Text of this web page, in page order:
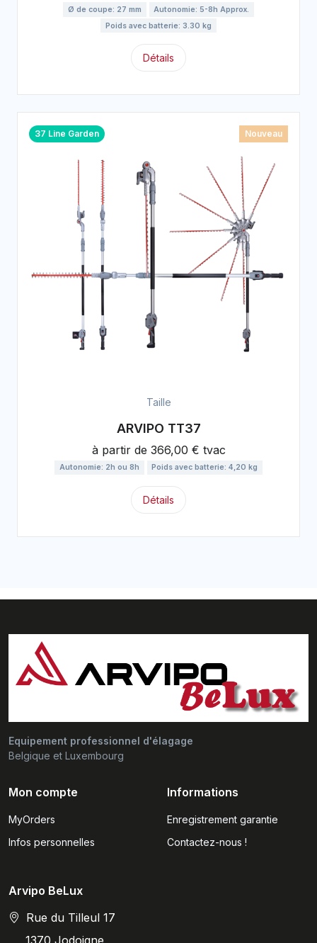
Ø de coupe: 27 mm
Autonomie: 5-8h Approx.
Poids avec batterie: 3.30 kg
Détails
37 Line Garden Nouveau
Taille
ARVIPO TT37
à partir de 366,00 € tvac
Autonomie: 2h ou 8h Poids avec batterie: 4,20 kg
Détails
Equipement professionnel d'élagage
Belgique et Luxembourg
Mon compte
MyOrders
Infos personnelles
Informations
Enregistrement garantie
Contactez-nous !
Arvipo BeLux
Rue du Tilleul 17
1370 Jodoigne